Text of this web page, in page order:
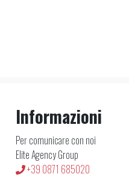
Informazioni
Per comunicare con noi
Elite Agency Group
+39 0871 685020